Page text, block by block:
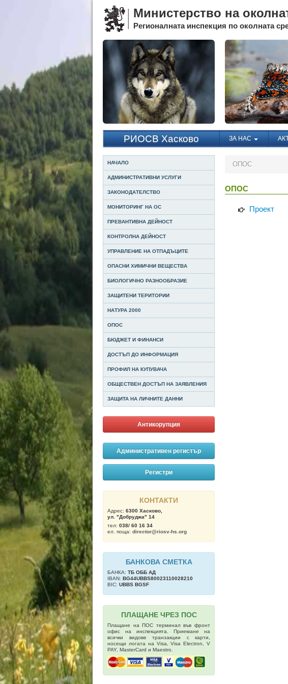
Министерство на
Регионалната инспекция по околната
РИОСВ Хасково ЗА НАС
НАЧАЛО
АДМИНИСТРАТИВНИ УСЛУГИ
ЗАКОНОДАТЕЛСТВО
МОНИТОРИНГ НА ОС
ПРЕВАНТИВНА ДЕЙНОСТ
КОНТРОЛНА ДЕЙНОСТ
УПРАВЛЕНИЕ НА ОТПАДЪЦИТЕ
ОПАСНИ ХИМИЧНИ ВЕЩЕСТВА
БИОЛОГИЧНО РАЗНООБРАЗИЕ
ЗАЩИТЕНИ ТЕРИТОРИИ
НАТУРА 2000
ОПОС
БЮДЖЕТ И ФИНАНСИ
ДОСТЪП ДО ИНФОРМАЦИЯ
ПРОФИЛ НА КУПУВАЧА
ОБЩЕСТВЕН ДОСТЪП НА ЗАЯВЛЕНИЯ
ЗАЩИТА НА ЛИЧНИТЕ ДАННИ
Антикорупция
Административен регистър
Регистри
КОНТАКТИ
Адрес: 6300 Хасково,
ул. "Добруджа" 14
тел: 038/ 60 16 34
ел. поща: director@riosv-hs.org
БАНКОВА СМЕТКА
БАНКА: ТБ OББ АД
IBAN: BG44UBBS80023110028210
BIC: UBBS BGSF
ПЛАЩАНЕ ЧРЕЗ ПОС
Плащане на ПОС терминал във фронт
офис на инспекцията. Приемане на
всички видове транзакции с карти,
носещи логата на Visa, Visa Electron, V
PAY, MasterCard и Maestro.
ОПОС
ОПОС
Проект